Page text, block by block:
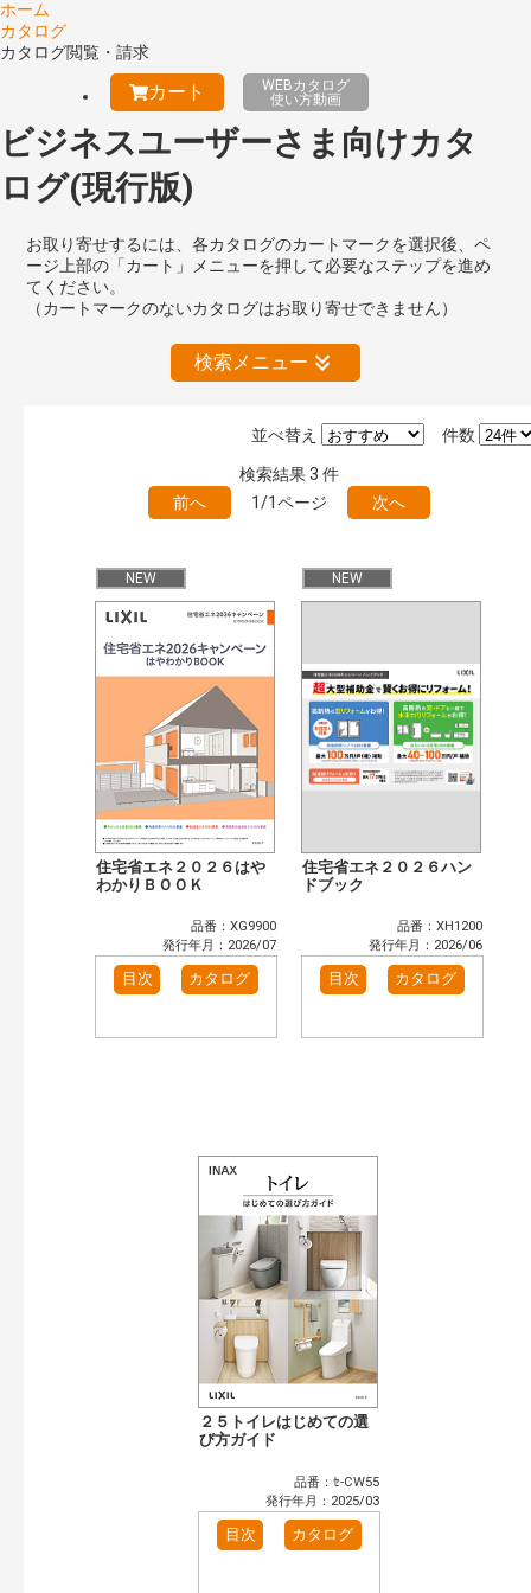
ホーム
カタログ
カタログ閲覧・請求
カート
WEBカタログ
使い方動画
ビジネスユーザーさま向けカタ
ログ(現行版)
お取り寄せするには、各カタログのカートマークを選択後、ペ
ージ上部の「カート」メニューを押して必要なステップを進め
てください。
（カートマークのないカタログはお取り寄せできません）
検索メニュー
絞り込みの解除
旧版（WEBカタログ）
キーワード検索（あいまい）
おすすめハッシュタグ
まずはここから（3）
施工イメージ・アイデア集（2）
リフォームおすすめ（3）
省エネ住宅関連（1）
補助金・優遇制度を知る（2）
カタログ一覧＆使い方（2）
カテゴリー
窓・シャッター（14）
玄関ドア・引戸（6）
インテリア建材（10）
エクステリア（3）
トイレ（3）
小型電気温水器（1）
水栓金具（3）
件数
並べ替え
検索結果3 件
前へ
1/1ページ 次へ
NEW
住宅省エネ２０２６はや
わかりＢＯＯＫ
品番：XG9900
発行年月：2026/07
目次 カタログ
NEW
住宅省エネ２０２６ハン
ドブック
品番：XH1200
発行年月：2026/06
目次 カタログ
２５トイレはじめての選
び方ガイド
品番：ｾ-CW55
発行年月：2025/03
目次 カタログ